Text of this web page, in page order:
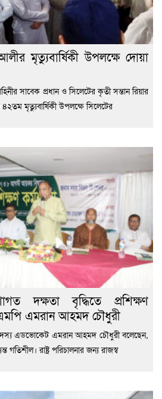
মৃত্যুবার্ষিকী উপলক্ষে দোয়া
সাবেক প্রধান ও সিলেটের কৃতী সন্তান রিয়ার
মৃত্যুবার্ষিকী উপলক্ষে সিলেটের
দক্ষতা বৃদ্ধিতে প্রশিক্ষণ
এমপি এমরান আহমদ চৌধুরী
এডভোকেট এমরান আহমদ চৌধুরী বলেছেন,
রাষ্ট্র পরিচালনার জন্য রাজস্ব